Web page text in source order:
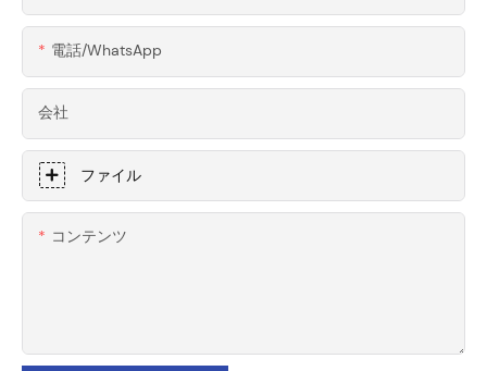
電話/WhatsApp
会社
ファイル
コンテンツ